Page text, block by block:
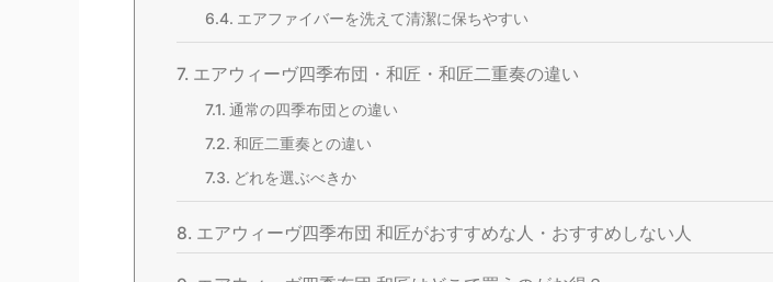
エアファイバーを洗えて清潔に保ちやすい
エアウィーヴ四季布団・和匠・和匠二重奏の違い
通常の四季布団との違い
和匠二重奏との違い
どれを選ぶべきか
エアウィーヴ四季布団 和匠がおすすめな人・おすすめしない人